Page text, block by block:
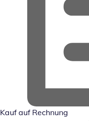
Kauf auf Rechnung